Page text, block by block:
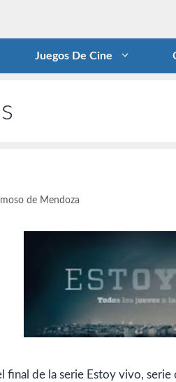
Juegos De Cine
de Mendoza
final de la serie Estoy vivo,